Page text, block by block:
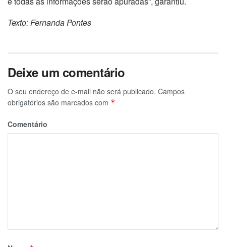
Texto: Fernanda Pontes
Deixe um comentário
O seu endereço de e-mail não será publicado. Campos
obrigatórios são marcados com *
Comentário